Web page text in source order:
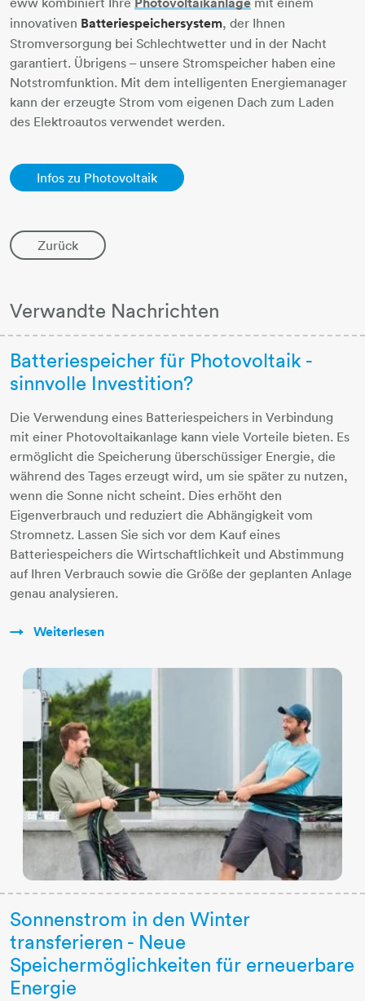
innovativen Batteriespeichersystem, der Ihnen
Stromversorgung bei Schlechtwetter und in der Nacht
garantiert. Übrigens – unsere Stromspeicher haben eine
Notstromfunktion. Mit dem intelligenten Energiemanager
kann der erzeugte Strom vom eigenen Dach zum Laden
des Elektroautos verwendet werden.
Infos zu Photovoltaik
Zurück
Verwandte Nachrichten
Batteriespeicher für Photovoltaik -
sinnvolle Investition?
Die Verwendung eines Batteriespeichers in Verbindung
mit einer Photovoltaikanlage kann viele Vorteile bieten. Es
ermöglicht die Speicherung überschüssiger Energie, die
während des Tages erzeugt wird, um sie später zu nutzen,
wenn die Sonne nicht scheint. Dies erhöht den
Eigenverbrauch und reduziert die Abhängigkeit vom
Stromnetz. Lassen Sie sich vor dem Kauf eines
Batteriespeichers die Wirtschaftlichkeit und Abstimmung
auf Ihren Verbrauch sowie die Größe der geplanten Anlage
genau analysieren.
Weiterlesen
Sonnenstrom in den Winter
transferieren - Neue
Speichermöglichkeiten für erneuerbare
Energie